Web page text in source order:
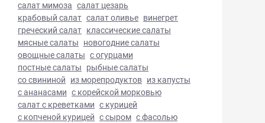
салат мимоза салат цезарь
крабовый салат салат оливье винегрет
греческий салат классические салаты
мясные салаты новогодние салаты
овощные салаты с огурцами
постные салаты рыбные салаты
со свининой из морепродуктов из капусты
с ананасами с корейской морковью
салат с креветками с курицей
с копченой курицей с сыром с фасолью